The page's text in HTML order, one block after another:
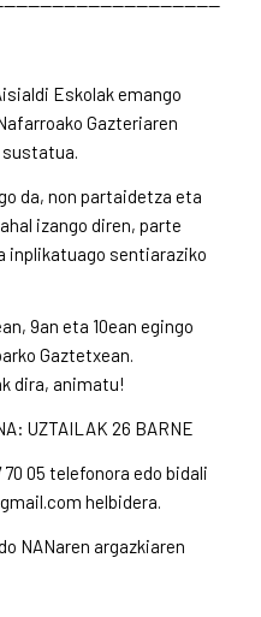
Eskolak emango
Gazteriaren
sustatua.
da, non partaidetza eta
izango diren, parte
inplikatuago sentiaraziko
9an eta 10ean egingo
Gaztetxean.
dira, animatu!
UZTAILAK 26 BARNE
05 telefonora edo bidali
helbidera.
NANaren argazkiaren